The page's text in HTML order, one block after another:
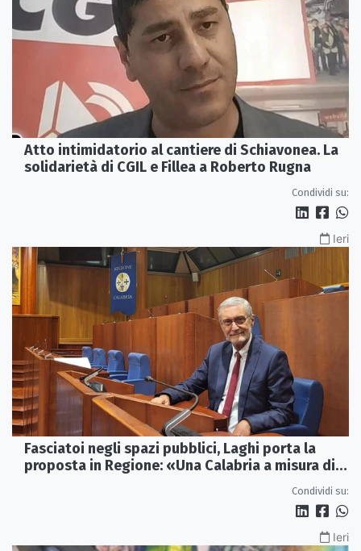
Atto intimidatorio al cantiere di Schiavonea. La
solidarietà di CGIL e Fillea a Roberto Rugna
Condividi su:
Ieri
Fasciatoi negli spazi pubblici, Laghi porta la
proposta in Regione: «Una Calabria a misura di
Condividi su:
Ieri